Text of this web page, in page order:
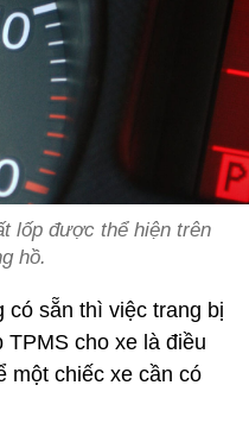
lốp được thể hiện trên
hồ.
có sẵn thì việc trang bị
TPMS cho xe là điều
một chiếc xe cần có